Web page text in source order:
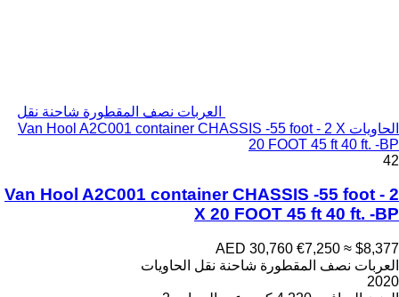
العربات نصف المقطورة شاحنة نقل
الحاويات Van Hool A2C001 container CHASSIS -55 foot - 2 X
20 FOOT 45 ft 40 ft. -BP
42
Van Hool A2C001 container CHASSIS -55 foot - 2
X 20 FOOT 45 ft 40 ft. -BP
AED 30,760 €7,250 ≈ $8,377
العربات نصف المقطورة شاحنة نقل الحاويات
2020